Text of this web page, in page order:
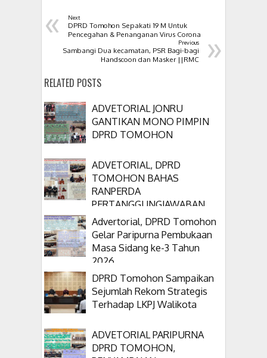
« Next
DPRD Tomohon Sepakati 19 M Untuk
Pencegahan & Penanganan Virus Corona
»
Previous
Sambangi Dua kecamatan, PSR Bagi-bagi
Handscoon dan Masker ||RMC
RELATED POSTS
ADVETORIAL JONRU
GANTIKAN MONO PIMPIN
DPRD TOMOHON
ADVETORIAL, DPRD
TOMOHON BAHAS
RANPERDA
PERTANGGUNGJAWABAN
APBD 2025
Advertorial, DPRD Tomohon
Gelar Paripurna Pembukaan
Masa Sidang ke-3 Tahun
2026
DPRD Tomohon Sampaikan
Sejumlah Rekom Strategis
Terhadap LKPJ Walikota
ADVETORIAL PARIPURNA
DPRD TOMOHON,